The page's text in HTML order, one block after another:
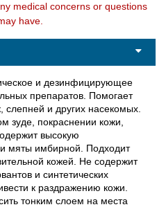
medical concerns or questions
have.
и дезинфицирующее
препаратов. Помогает
и других насекомых.
зуде, покраснении кожи,
высокую
мяты имбирной. Подходит
кожей. Не содержит
и синтетических
к раздражению кожи.
тонким слоем на места